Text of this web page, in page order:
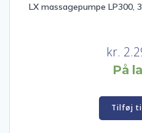
LX massagepumpe LP300,
kr.
På
Tilføj